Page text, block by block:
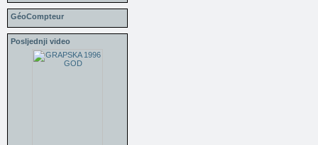
GéoCompteur
Posljednji video